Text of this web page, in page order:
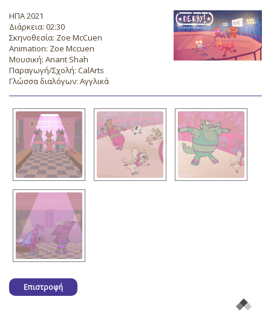
ΗΠΑ 2021
Διάρκεια: 02:30
Σκηνοθεσία: Zoe McCuen
Animation: Zoe Mccuen
Μουσική: Anant Shah
Παραγωγή/Σχολή: CalArts
Γλώσσα διαλόγων: Αγγλικά
Επιστροφή